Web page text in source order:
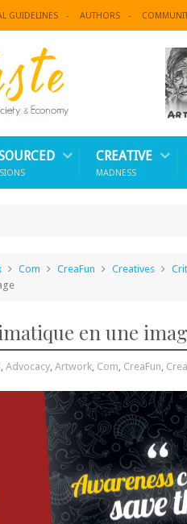
GUIDELINES AUTHORS
CREATIVE
MADNESS
Com CreaFun Creatives
en une
, Advocacy, Artwork, Com, CreaFun,